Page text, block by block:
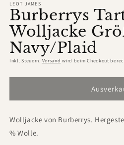
LEOT JAMES
Burberrys
Wolljacke
Navy/Plaid
Inkl. Steuern. Versand wird beim Checkout
Wolljacke von Burberrys.
% Wolle.